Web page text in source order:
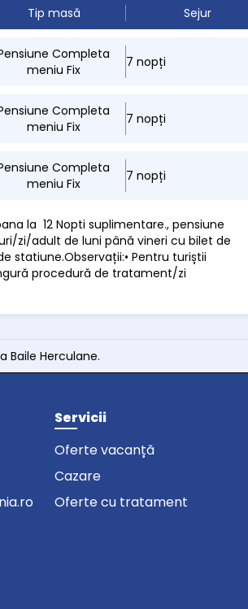
Tip masă Sejur
Completa
meniu Fix
7 nopți
Completa
meniu Fix
7 nopți
Completa
meniu Fix
7 nopți
la 12 Nopti suplimentare., pensiune
zi/adult de luni până vineri cu bilet de
statiune.Observații:• Pentru turiștii
procedură de tratament/zi
Baile Herculane.
Servicii
Oferte vacanță
Cazare
Oferte cu tratament